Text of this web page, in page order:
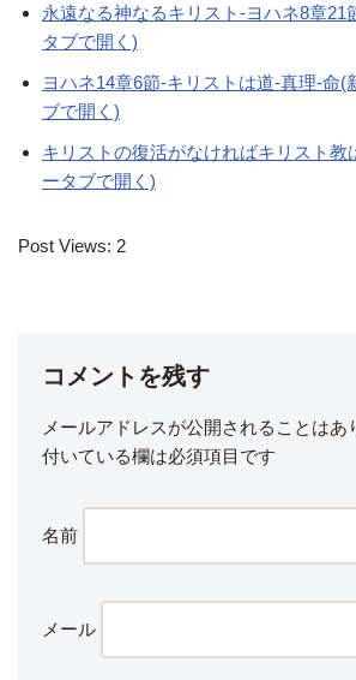
永遠なる神なるキリスト-ヨハネ8章21
タブで開く)
ヨハネ14章6節-キリストは道-真理-命(
ブで開く)
キリストの復活がなければキリスト教
ータブで開く)
Post Views: 2
コメントを残す
メールアドレスが公開されることはあ
付いている欄は必須項目です
名前
メール